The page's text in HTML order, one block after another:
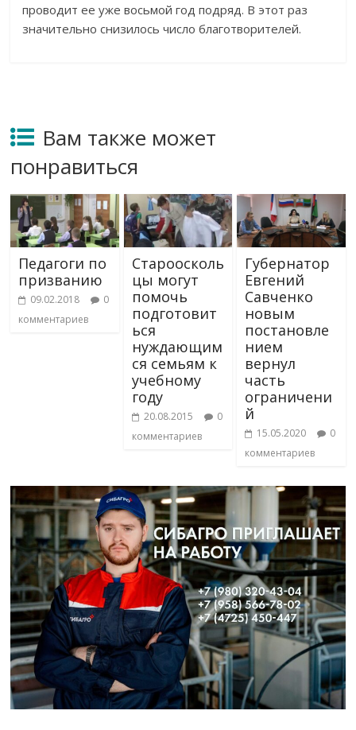
проводит ее уже восьмой год подряд. В этот раз
значительно снизилось число благотворителей.
Вам также может
понравиться
Педагоги по
призванию
09.02.2018
0
комментариев
Староосколь
цы могут
помочь
подготовит
ься
нуждающим
ся семьям к
учебному
году
20.08.2015
0
комментариев
Губернатор
Евгений
Савченко
новым
постановле
нием
вернул
часть
ограничени
й
15.05.2020
0
комментариев